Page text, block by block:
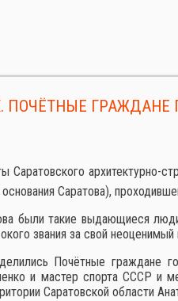
ПОЧЁТНЫЕ ГРАЖДАНЕ
Саратовского архитектурно-
Саратова),
были такие выдающиеся
звания за свой
Почётные граждане
и мастер спорта СССР и
Саратовской области